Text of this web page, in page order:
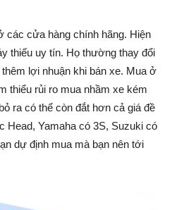
các cửa hàng chính hãng. Hiện
thiếu uy tín. Họ thường thay đổi
lợi nhuận khi bán xe. Mua ở
thiểu rủi ro mua nhầm xe kém
ra có thể còn đắt hơn cả giá đề
Head, Yamaha có 3S, Suzuki có
dự định mua mà bạn nên tới